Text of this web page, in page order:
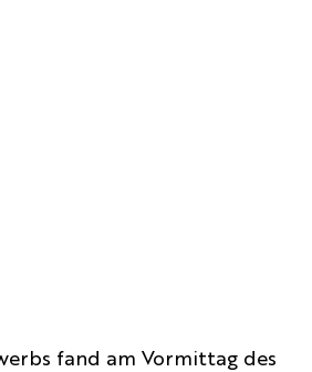
fand am Vormittag des